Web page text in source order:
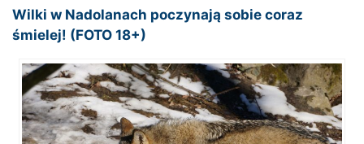
Wilki w Nadolanach poczynają sobie coraz
śmielej! (FOTO 18+)